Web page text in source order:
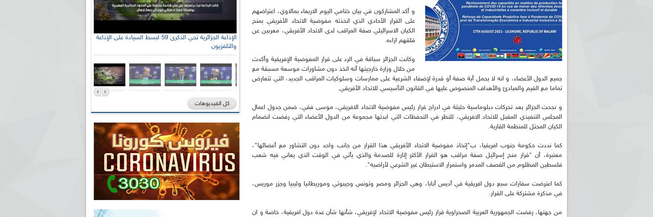
و أكد المشاركون في بيان ختامي اليوم الاربعاء بمالاوي، اعتراضهم
على القرار الأحادي الذي اتخذته مفوضية الاتحاد الأفريقي بمنح
الكيان الاسرائيلي صفة المراقب لدى الاتحاد الأفريقي، معربين عن
قلقهم ازاءه.
وكانت الجزائر سباقة في الرد على قرار المفوضية الإفريقية وأكدت
من خلال وزارة خارجيتها أنه اتخذ دون مشاورات موسعة مسبقة مع
جميع الدول الأعضاء، و انه لا يحمل أية صفة أو قدرة لإضفاء الشرعية على ممارسات وسلوكيات المراقب الجديد، التي تتعارض
تماما مع القيم والمبادئ والأهداف المنصوص عليها في القانون التأسيسي للاتحاد الأفريقي.
و نجحت الجزائر بعد تحركات دبلوماسية حثيثة في ادراج قرار رئيس مفوضية الاتحاد الافريقي، موسى فقي، ضمن جدول اعمال
المجلس التنفيذي المقبل للاتحاد الافريقي، للنظر في التحفظات التي ابدتها مجموعة من الدول الأعضاء التي رفضت انضمام
الكيان المحتل للمنظمة القارية.
كما نددت حكومة جنوب افريقيا، ب"إتخاذ مفوضية الاتحاد الأفريقي هذا القرار من جانب واحد دون التشاور مع أعضائها"،
معتبرة، أن "قرار منح إسرائيل صفة مراقب هو القرار الأكثر إثارة للصدمة والذي يأتي في الوقت الذي يعاني فيه شعب
فلسطين المظلوم من القصف المدمر واستمرار الاستيطان غير الشرعي لأراضيه".
كما اعترضت سفارات سبع دول افريقية في أديس أبابا، وهي الجزائر ومصر وتونس وجيبوتي وموريطانيا وليبيا وجزر موريس،
في مذكرة مشتركة على القرار.
من جهتها، رفضت الجمهورية العربية الصحراوية قرار رئيس مفوضية الاتحاد لإفريقي، شأنها شأن عدة دول افريقية، خاصة و ان
الإذاعة الجزائرية تحي الذكرى 59 لبسط السيادة على الإذاعة
والتلفزيون
كل الفيديوهات